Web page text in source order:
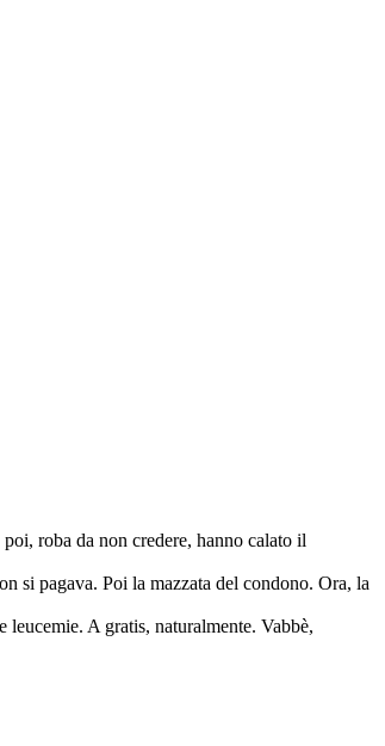
roba da non credere, hanno calato il
si pagava. Poi la mazzata del condono. Ora, la
A gratis, naturalmente. Vabbè,